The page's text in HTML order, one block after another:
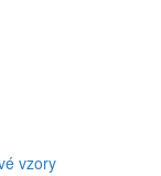
vzory